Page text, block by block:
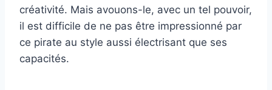
créativité. Mais avouons-le, avec un tel pouvoir,
il est difficile de ne pas être impressionné par
ce pirate au style aussi électrisant que ses
capacités.